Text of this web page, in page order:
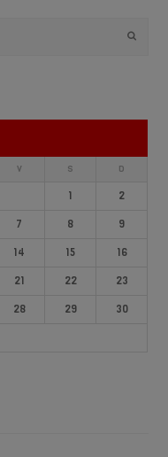
V S D
1
2
7 8
9
14 15
16
21 22
23
28 29
30